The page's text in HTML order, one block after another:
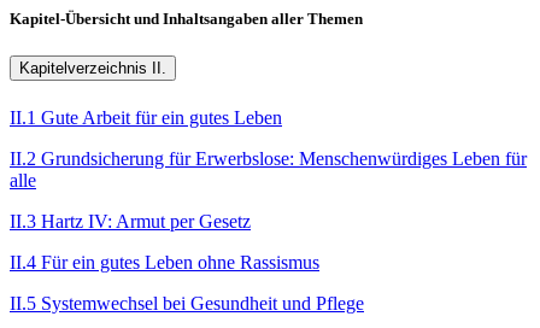
Kapitel-Übersicht und Inhaltsangaben aller Themen
Kapitelverzeichnis II.
II.1 Gute Arbeit für ein gutes Leben
II.2 Grundsicherung für Erwerbslose: Menschenwürdiges Leben für
alle
II.3 Hartz IV: Armut per Gesetz
II.4 Für ein gutes Leben ohne Rassismus
II.5 Systemwechsel bei Gesundheit und Pflege